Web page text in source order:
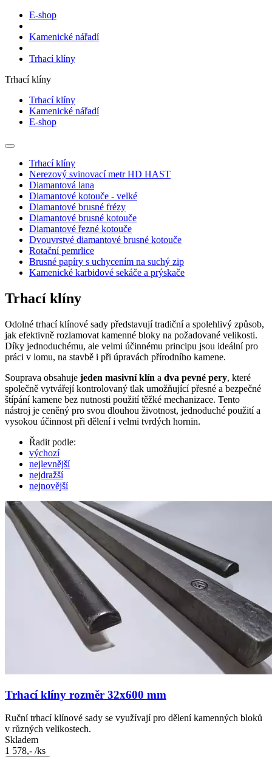
E-shop
Kamenické nářadí
Trhací klíny
Trhací klíny
Trhací klíny
Kamenické nářadí
E-shop
Trhací klíny
Nerezový svinovací metr HD HAST
Diamantová lana
Diamantové kotouče - velké
Diamantové brusné frézy
Diamantové brusné kotouče
Diamantové řezné kotouče
Dvouvrstvé diamantové brusné kotouče
Rotační pemrlice
Brusné papíry s uchycením na suchý zip
Kamenické karbidové sekáče a prýskače
Trhací klíny
Odolné trhací klínové sady představují tradiční a spolehlivý způsob,
jak efektivně rozlamovat kamenné bloky na požadované velikosti.
Díky jednoduchému, ale velmi účinnému principu jsou ideální pro
práci v lomu, na stavbě i při úpravách přírodního kamene.
Souprava obsahuje jeden masivní klín a dva pevné pery, které
společně vytvářejí kontrolovaný tlak umožňující přesné a bezpečné
štípání kamene bez nutnosti použití těžké mechanizace. Tento
nástroj je ceněný pro svou dlouhou životnost, jednoduché použití a
vysokou účinnost při dělení i velmi tvrdých hornin.
Řadit podle:
výchozí
nejlevnější
nejdražší
nejnovější
Trhací klíny rozměr 32x600 mm
Ruční trhací klínové sady se využívají pro dělení kamenných bloků
v různých velikostech.
Skladem
1 578,- /ks